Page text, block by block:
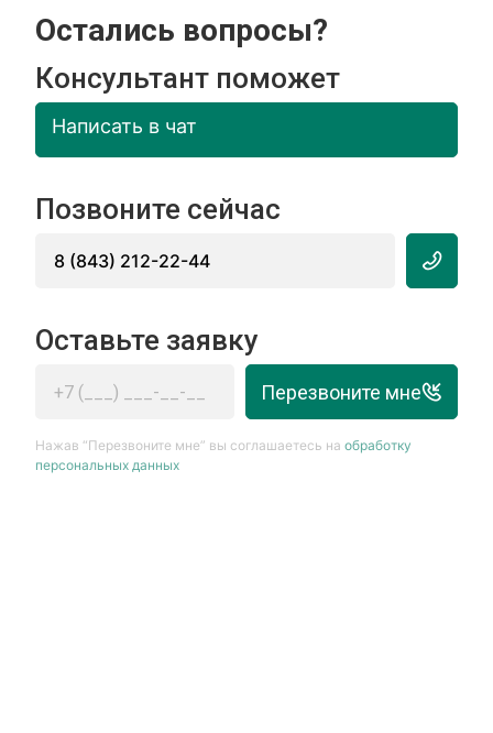
Остались вопросы?
Консультант поможет
Написать в чат
Позвоните сейчас
8 (843) 212-22-44
Оставьте заявку
Перезвоните мне
Нажав “Перезвоните мне” вы соглашаетесь наобработку
персональных данных